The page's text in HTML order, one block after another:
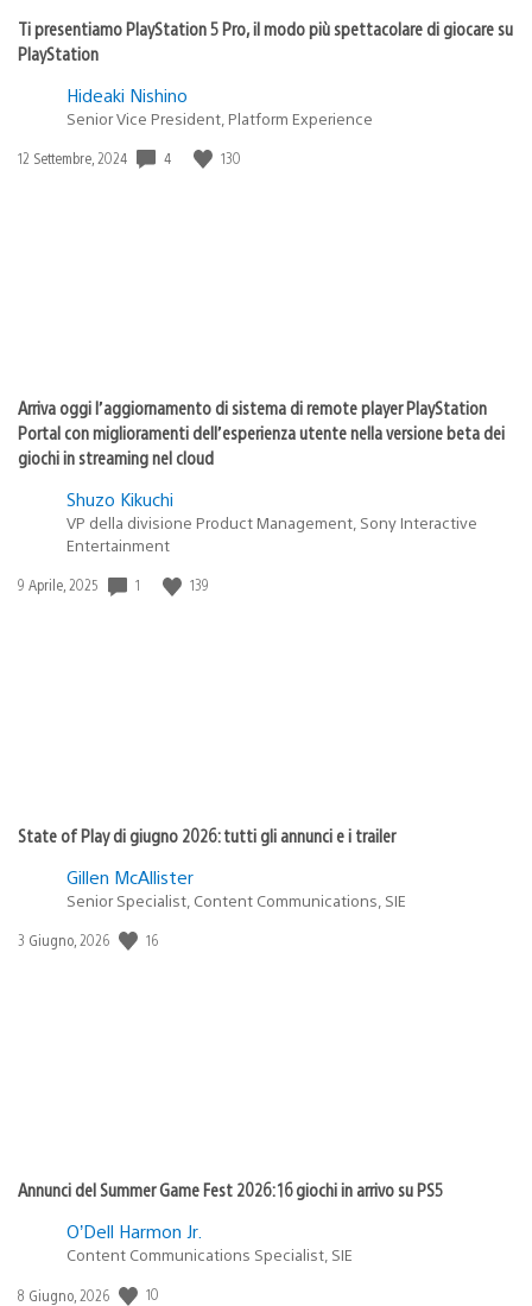
Ti presentiamo PlayStation 5 Pro, il modo più spettacolare di giocare su
PlayStation
Hideaki Nishino
Senior Vice President, Platform Experience
Data
12 Settembre, 2024 4 130
Arriva oggi l’aggiornamento di sistema di remote player PlayStation
Portal con miglioramenti dell’esperienza utente nella versione beta dei
giochi in streaming nel cloud
Shuzo Kikuchi
VP della divisione Product Management, Sony Interactive
Entertainment
Data
9 Aprile, 2025 1 139
State of Play di giugno 2026: tutti gli annunci e i trailer
Gillen McAllister
Senior Specialist, Content Communications, SIE
Data
3 Giugno, 2026 16
Annunci del Summer Game Fest 2026: 16 giochi in arrivo su PS5
O’Dell Harmon Jr.
Content Communications Specialist, SIE
Data
8 Giugno, 2026 10